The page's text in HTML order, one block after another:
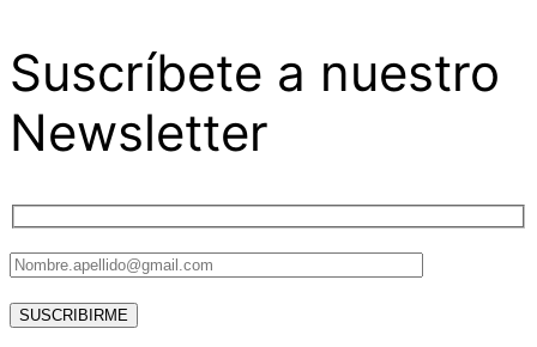
Suscríbete a nuestro
Newsletter